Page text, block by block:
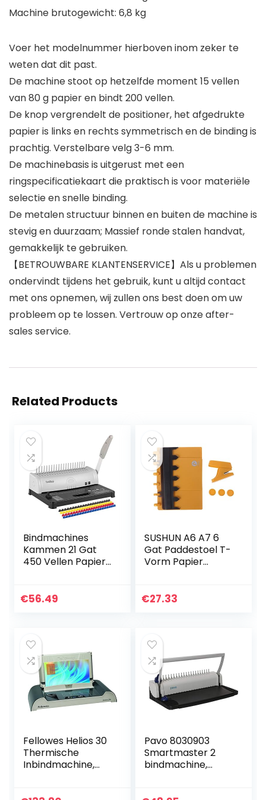
Machine brutogewicht: 6,8 kg
Voer het modelnummer hierboven inom zeker te
weten dat dit past.
De machine stoot op hetzelfde moment 15 vellen
van 80 g papier en bindt 200 vellen.
De knop vergrendelt de positioner, het afgedrukte
papier is links en rechts symmetrisch en de binding is
prachtig. Verstelbare velg 3-6 mm.
De machinebasis is uitgerust met een
ringspecificatiekaart die praktisch is voor materiële
selectie en snelle binding.
De metalen structuur binnen en buiten de machine is
stevig en duurzaam; Massief ronde stalen handvat,
gemakkelijk te gebruiken.
【BETROUWBARE KLANTENSERVICE】Als u problemen
ondervindt tijdens het gebruik, kunt u altijd contact
met ons opnemen, wij zullen ons best doen om uw
probleem op te lossen. Vertrouw op onze after-
sales service.
Related Products
Bindmachines
Kammen 21 Gat
450 Vellen Papier
Machine 19 Gat Fit
€56.49
SUSHUN A6 A7 6
Gat Paddestoel T-
Vorm Papier
Scrapbooking
€27.33
Fellowes Helios 30
Thermische
Inbindmachine,
Pavo 8030903
Smartmaster 2
bindmachine,